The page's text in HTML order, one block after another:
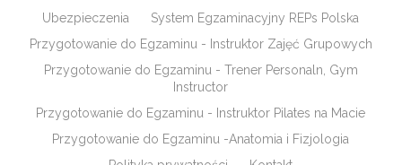
Ubezpieczenia
System Egzaminacyjny REPs Polska
Przygotowanie do Egzaminu - Instruktor Zajęć Grupowych
Przygotowanie do Egzaminu - Trener Personaln, Gym
Instructor
Przygotowanie do Egzaminu - Instruktor Pilates na Macie
Przygotowanie do Egzaminu -Anatomia i Fizjologia